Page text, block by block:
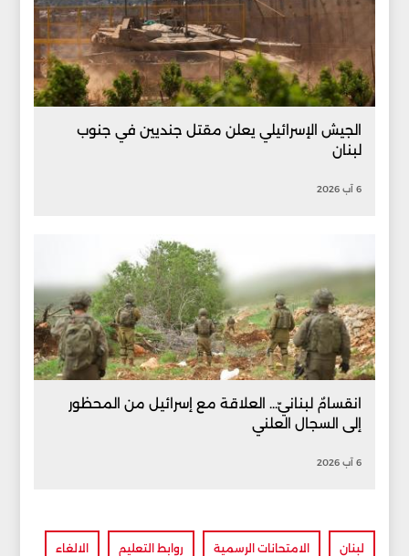
الجيش الإسرائيلي يعلن مقتل جنديين في جنوب
لبنان
6 آب 2026
انقسامٌ لبنانيّ... العلاقة مع إسرائيل من المحظور
إلى السجال العلني
6 آب 2026
لبنان الامتحانات الرسمية روابط التعليم الالغاء